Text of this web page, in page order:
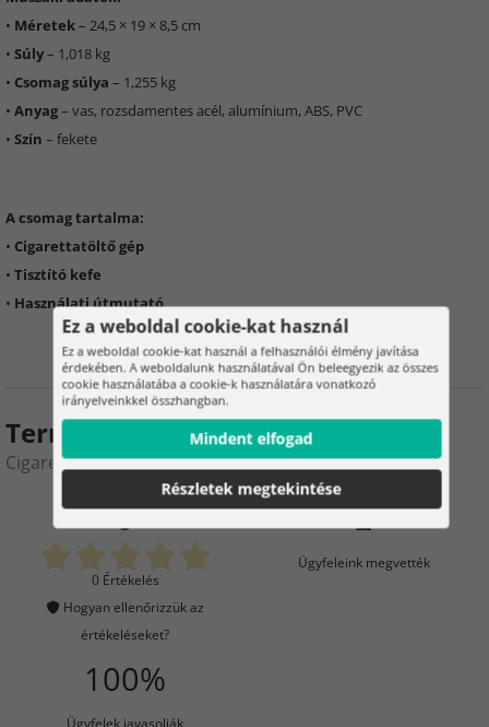
• Méretek– 24,5 × 19 × 8,5 cm
• Súly– 1,018 kg
• Csomag súlya – 1,255 kg
• Anyag– vas, rozsdamentes acél, alumínium, ABS, PVC
• Szín – fekete
A csomag tartalma:
• Cigarettatöltő gép
• Tisztító kefe
• Használati útmutató
Termékértékelés
Cigarettatöltő – BC25636
0
0 Értékelés
Hogyan ellenőrizzük az
értékeléseket?
2
Ügyfeleink megvették
100%
Ügyfelek javasolják
Ez a weboldal cookie-kat használ
Ez a weboldal cookie-kat használ a felhasználói élmény javítása
érdekében. A weboldalunk használatával Ön beleegyezik az összes
cookie használatába a cookie-k használatára vonatkozó
irányelveinkkel összhangban.
Mindent elfogad
Részletek megtekintése